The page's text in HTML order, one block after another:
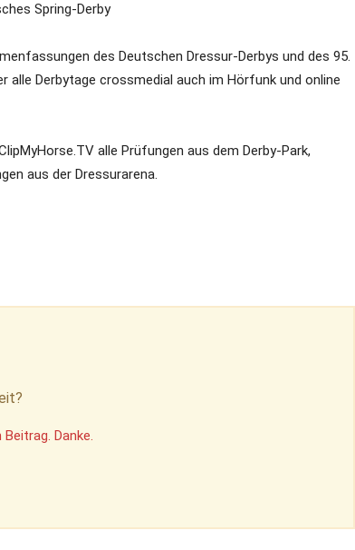
Spring-Derby
des Deutschen Dressur-Derbys und des 95.
alle Derbytage crossmedial auch im Hörfunk und online
alle Prüfungen aus dem Derby-Park,
aus der Dressurarena.
Danke.